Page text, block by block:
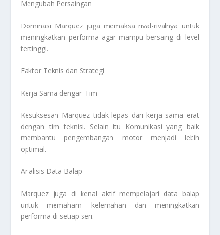
Mengubah Persaingan
Dominasi Marquez juga memaksa rival-rivalnya untuk
meningkatkan performa agar mampu bersaing di level
tertinggi.
Faktor Teknis dan Strategi
Kerja Sama dengan Tim
Kesuksesan Marquez tidak lepas dari kerja sama erat
dengan tim teknisi. Selain itu Komunikasi yang baik
membantu pengembangan motor menjadi lebih
optimal.
Analisis Data Balap
Marquez juga di kenal aktif mempelajari data balap
untuk memahami kelemahan dan meningkatkan
performa di setiap seri.